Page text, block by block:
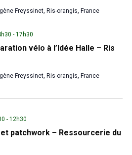
Freyssinet, Ris-orangis, France
vélo à l’Idée Halle – Ris
- 17h30
Freyssinet, Ris-orangis, France
patchwork – Ressourcerie du
- 12h30